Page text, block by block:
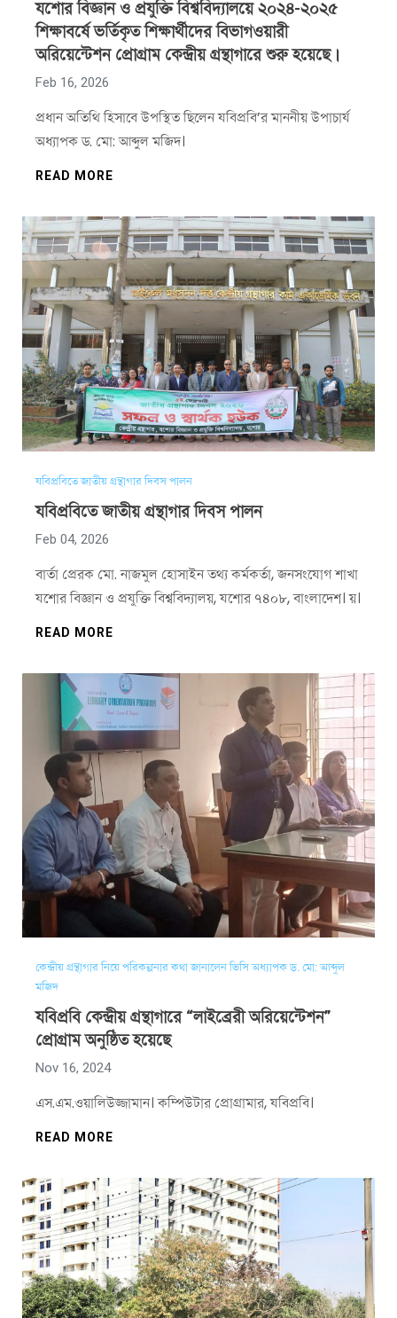
যশোর বিজ্ঞান ও প্রযুক্তি বিশ্ববিদ্যালয়ে ২০২৪-২০২৫
শিক্ষাবর্ষে ভর্তিকৃত শিক্ষার্থীদের বিভাগওয়ারী
অরিয়েন্টেশন প্রোগ্রাম কেন্দ্রীয় গ্রন্থাগারে শুরু হয়েছে।
Feb 16, 2026
প্রধান অতিথি হিসাবে উপস্থিত ছিলেন যবিপ্রবি’র মাননীয় উপাচার্য
অধ্যাপক ড. মো: আব্দুল মজিদ।
READ MORE
যবিপ্রবিতে জাতীয় গ্রন্থাগার দিবস পালন
যবিপ্রবিতে জাতীয় গ্রন্থাগার দিবস পালন
Feb 04, 2026
বার্তা প্রেরক মো. নাজমুল হোসাইন তথ্য কর্মকর্তা, জনসংযোগ শাখা
যশোর বিজ্ঞান ও প্রযুক্তি বিশ্ববিদ্যালয়, যশোর ৭৪০৮, বাংলাদেশ। য়।
READ MORE
কেন্দ্রীয় গ্রন্থাগার নিয়ে পরিকল্পনার কথা জানালেন ভিসি অধ্যাপক ড. মো: আব্দুল
মজিদ
যবিপ্রবি কেন্দ্রীয় গ্রন্থাগারে “লাইব্রেরী অরিয়েন্টেশন”
প্রোগ্রাম অনুষ্ঠিত হয়েছে
Nov 16, 2024
এস.এম.ওয়ালিউজ্জামান। কম্পিউটার প্রোগ্রামার, যবিপ্রবি।
READ MORE